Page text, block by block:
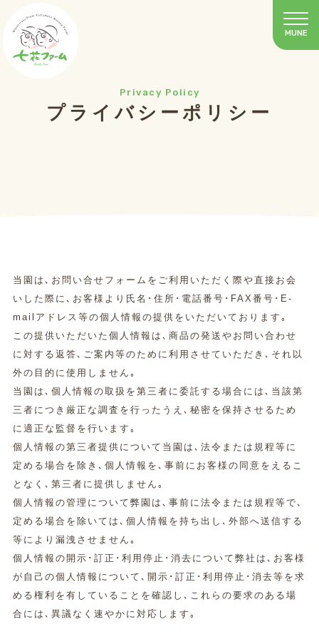
Privacy Policy
プライバシーポリシー
当園は､お問い合せフォームをご利用いただく際や直接お会
いした際に､お客様より氏名･住所･電話番号･FAX番号･E-
mailアドレス等の個人情報の提供をいただいております｡
この提供いただいた個人情報は､商品の発送やお問い合わせ
に対する返答､ご案内等のために利用させていただき､それ以
外の目的に使用しません｡
当園は､個人情報の取扱を第三者に委託する場合には､当該第
三者につき厳正な調査を行ったうえ､秘密を保持させるため
に適正な監督を行います｡
個人情報の第三者提供について当園は､法令または規程等に
定める場合を除き､個人情報を､事前にお客様の同意をえるこ
となく､第三者に提供しません｡
個人情報の管理について弊園は､事前に法令または規程等で､
定める場合を除いては､個人情報を持ち出し､外部へ送信する
等により漏洩させません｡
個人情報の開示･訂正･利用停止･消去について弊社は､お客様
が自己の個人情報について､開示･訂正･利用停止･消去等を求
める権利を有していることを確認し､これらの要求のある場
合には､異議なく速やかに対応します｡